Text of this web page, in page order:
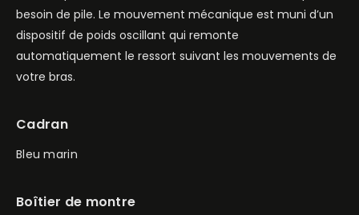
besoin de pile. Le mouvement mécanique est muni d’un
dispositif de poids oscillant qui remonte
automatiquement le ressort suivant les mouvements de
votre bras.
Cadran
Bleu marin
Boîtier de montre